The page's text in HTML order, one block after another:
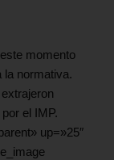
momento
la normativa.
el IMP.
up=»25″